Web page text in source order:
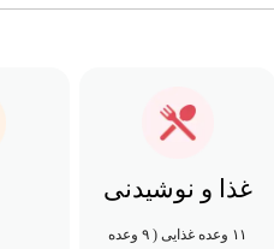
غذا و نوشیدنی
۱۱ وعده غذایی ( ۹ وعده